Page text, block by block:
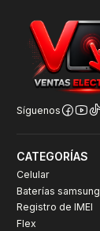
Síguenos
CATEGORÍAS
Celular
Baterías samsung
Registro de IMEI
Flex